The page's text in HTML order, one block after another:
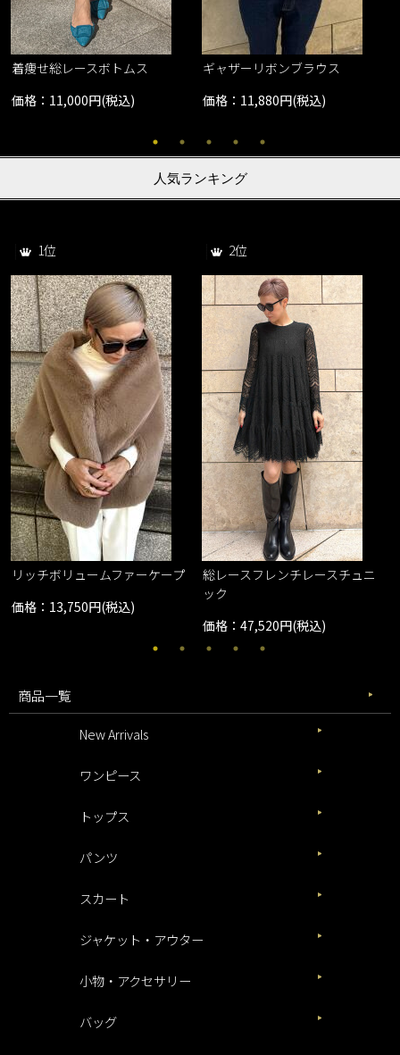
着痩せ総レースボトムス
価格：11,000円(税込)
ギャザーリボンブラウス
価格：11,880円(税込)
人気ランキング
1位
リッチボリュームファーケープ
価格：13,750円(税込)
2位
総レースフレンチレースチュニ
ック
価格：47,520円(税込)
商品一覧
New Arrivals
ワンピース
トップス
パンツ
スカート
ジャケット・アウター
小物・アクセサリー
バッグ